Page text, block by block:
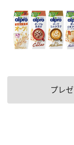
プレ